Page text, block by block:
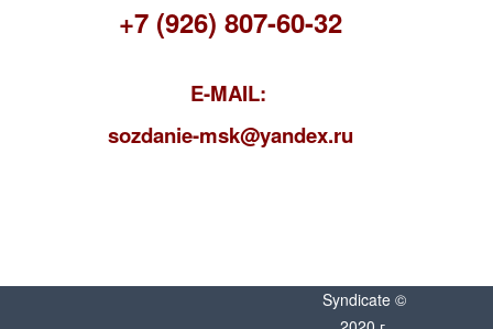
+7 (926) 807-60-32
E-MAIL:
sozdanie-msk@yandex.ru
Syndicate ©